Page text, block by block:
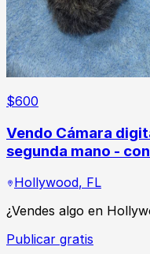
$600
Vendo Cámara
segunda mano -
Hollywood, FL
¿Vendes algo en
Publicar gratis